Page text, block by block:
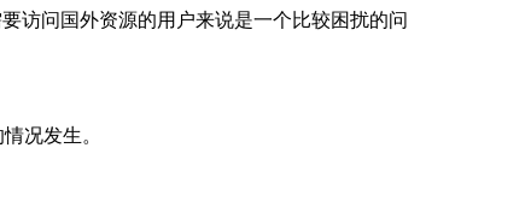
访问国外资源的用户来说是一个比较困扰的问
况发生。